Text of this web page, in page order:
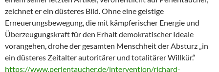
zeichnet er ein düsteres Bild. Ohne eine geistige
Erneuerungsbewegung, die mit kämpferischer Energie und
Überzeugungskraft für den Erhalt demokratischer Ideale
vorangehen, drohe der gesamten Menschheit der Absturz „in
ein düsteres Zeitalter autoritärer und totalitärer Willkür.“
https://www.perlentaucher.de/intervention/richard-